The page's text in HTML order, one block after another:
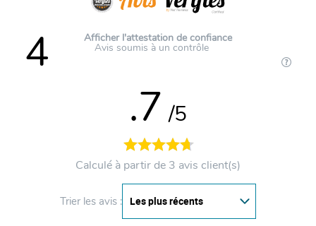
Afficher l'attestation de confiance
Avis soumis à un contrôle
4
.7 /5
Calculé à partir de 3 avis client(s)
Trier les avis :